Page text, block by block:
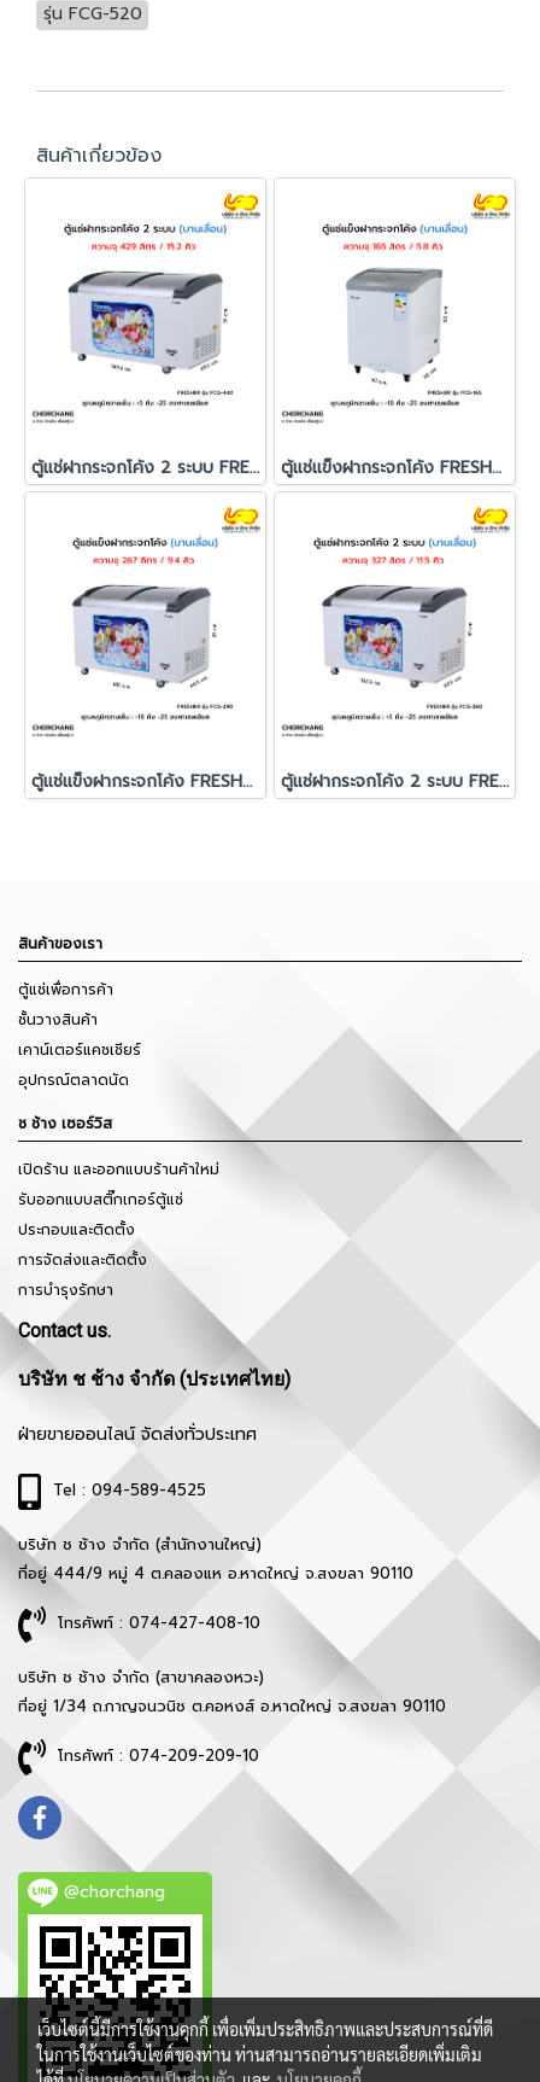
รุ่น FCG-520
สินค้าเกี่ยวข้อง
ตู้แช่ฝากระจกโค้ง 2 ระบบ FRESHER รุ่น FCG-440 ตู้แช่แข็งฝากระจกโค้ง FRESHER รุ่น FCG-165
ตู้แช่แข็งฝากระจกโค้ง FRESHER รุ่น FCG-290 ตู้แช่ฝากระจกโค้ง 2 ระบบ FRESHER รุ่น FCG-360
สินค้าของเรา
ตู้แช่เพื่อการค้า
ชั้นวางสินค้า
เคาน์เตอร์แคชเชียร์
อุปกรณ์ตลาดนัด
ช ช้าง เซอร์วิส
เปิดร้าน และออกแบบร้านค้าใหม่
รับออกแบบสติ๊กเกอร์ตู้แช่
ประกอบและติดตั้ง
การจัดส่งและติดตั้ง
การบำรุงรักษา
Contact us.
บริษัท ช ช้าง จำกัด (ประเทศไทย)
ฝ่ายขายออนไลน์ จัดส่งทั่วประเทศ
Tel : 094-589-4525
บริษัท ช ช้าง จำกัด (สำนักงานใหญ่)
ที่อยู่ 444/9 หมู่ 4 ต.คลองแห อ.หาดใหญ่ จ.สงขลา 90110
โทรศัพท์ : 074-427-408-10
บริษัท ช ช้าง จำกัด (สาขาคลองหวะ)
ที่อยู่ 1/34 ถ.กาญจนวนิช ต.คอหงส์ อ.หาดใหญ่ จ.สงขลา 90110
โทรศัพท์ : 074-209-209-10
@chorchang
เว็บไซต์นี้มีการใช้งานคุกกี้ เพื่อเพิ่มประสิทธิภาพและประสบการณ์ที่ดี
ในการใช้งานเว็บไซต์ของท่าน ท่านสามารถอ่านรายละเอียดเพิ่มเติม